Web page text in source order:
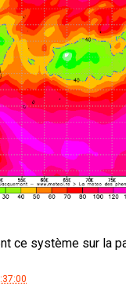
ce système sur la